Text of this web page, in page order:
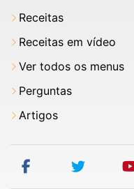
Receitas
Receitas em vídeo
Ver todos os menus
Perguntas
Artigos
facebooktwitter